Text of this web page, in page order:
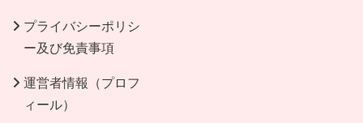
プライバシーポリシ
ー及び免責事項
運営者情報（プロフ
ィール）